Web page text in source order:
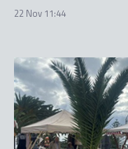
22 Nov 11:44